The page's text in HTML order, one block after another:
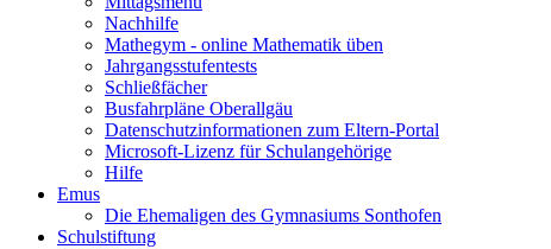
Nachhilfe
Mathegym - online Mathematik üben
Jahrgangsstufentests
Schließfächer
Busfahrpläne Oberallgäu
Datenschutzinformationen zum Eltern-Portal
Microsoft-Lizenz für Schulangehörige
Hilfe
Emus
Die Ehemaligen des Gymnasiums Sonthofen
Schulstiftung